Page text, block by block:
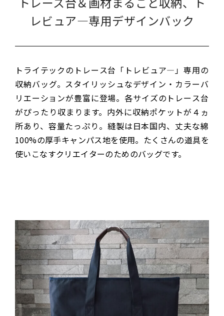
レビュア―専用デザインバック
トライテックのトレース台「トレビュア―」専用の
収納バッグ。スタイリッシュなデザイン・カラーバ
リエーションが豊富に登場。各サイズのトレース台
がぴったり収まります。内外に収納ポケットが４ヵ
所あり、容量たっぷり。縫製は日本国内、丈夫な綿
100%の厚手キャンパス地を使用。たくさんの道具を
使いこなすクリエイターのためのバッグです。